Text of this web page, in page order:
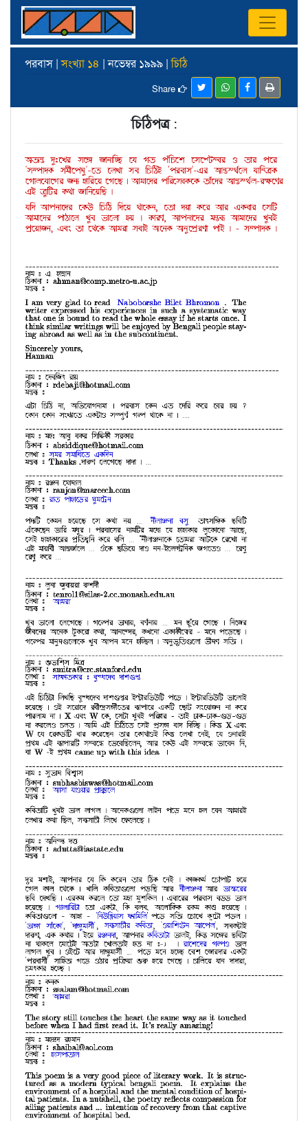
পরবাস |সংখ্যা ১৪ | নভেম্বর ১৯৯৯ |চিঠি
Share
চিঠিপত্র: